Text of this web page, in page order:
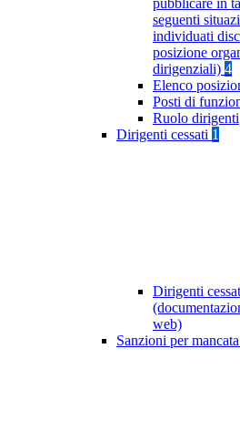
pubblicare in
seguenti
individuati
posizione
dirigenziali) 4
Elenco
Posti di
Ruolo dirigenti
Dirigenti cessati 1
Dirigenti
web)
Sanzioni per